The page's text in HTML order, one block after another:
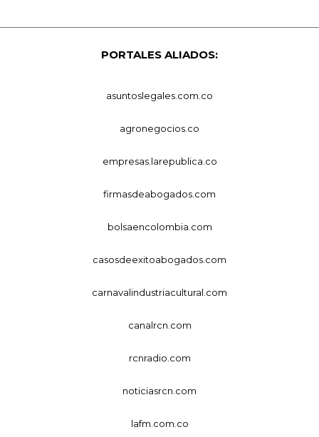
PORTALES ALIADOS:
asuntoslegales.com.co
agronegocios.co
empresas.larepublica.co
firmasdeabogados.com
bolsaencolombia.com
casosdeexitoabogados.com
carnavalindustriacultural.com
canalrcn.com
rcnradio.com
noticiasrcn.com
lafm.com.co